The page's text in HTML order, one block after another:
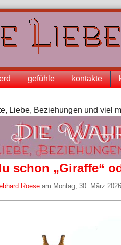
gefühle kontakte
Liebe, Beziehungen und viel
schon „Giraffe“
Roese am Montag, 30. März 2026